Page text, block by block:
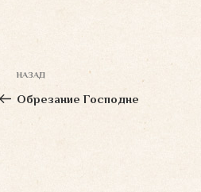
Навигация
по
Предыдущая
запись:
НАЗАД
Обрезание Господне